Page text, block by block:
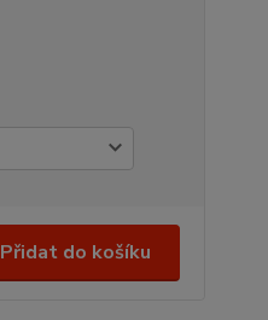
Přidat do košíku